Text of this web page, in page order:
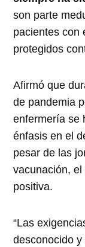
son parte
pacientes con
protegidos
Afirmó que
de pandemia
enfermería se
énfasis en el
pesar de las
vacunación,
positiva.
“Las
desconocido